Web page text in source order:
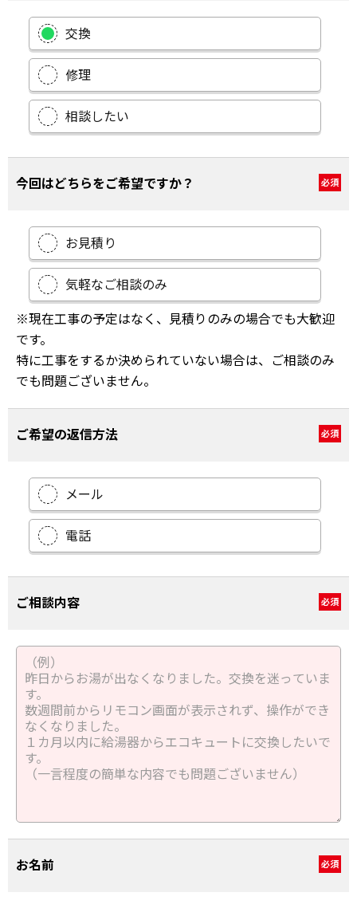
交換
修理
相談したい
今回はどちらをご希望ですか？ 必須
お見積り
気軽なご相談のみ
※現在工事の予定はなく、見積りのみの場合でも大歓迎
です。
特に工事をするか決められていない場合は、ご相談のみ
でも問題ございません。
ご希望の返信方法 必須
メール
電話
ご相談内容 必須
お名前 必須